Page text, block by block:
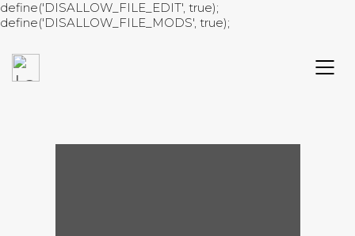
define('DISALLOW_FILE_EDIT', true);
define('DISALLOW_FILE_MODS', true);